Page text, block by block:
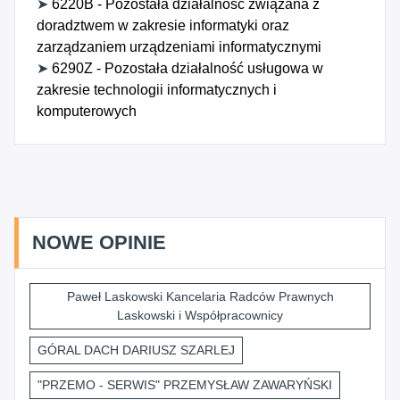
➤ 6220B - Pozostała działalność związana z
doradztwem w zakresie informatyki oraz
zarządzaniem urządzeniami informatycznymi
➤ 6290Z - Pozostała działalność usługowa w
zakresie technologii informatycznych i
komputerowych
NOWE OPINIE
Paweł Laskowski Kancelaria Radców Prawnych
Laskowski i Współpracownicy
GÓRAL DACH DARIUSZ SZARLEJ
"PRZEMO - SERWIS" PRZEMYSŁAW ZAWARYŃSKI